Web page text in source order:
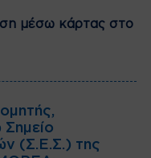
μέσω κάρτας στο
(Σ.Ε.Σ.) της